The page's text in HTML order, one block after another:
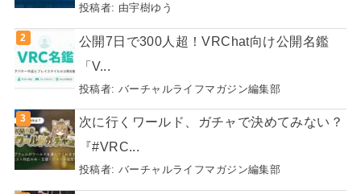
投稿者: 由宇樹ゆう
公開7日で300人超！VRChat向け公開名鑑
「V...
投稿者: バーチャルライフマガジン編集部
次に行くワールド、ガチャで決めてみない？
『#VRC...
投稿者: バーチャルライフマガジン編集部